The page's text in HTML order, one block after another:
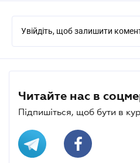
Увійдіть, щоб залишити
Читайте нас в
Підпишіться, щоб бути в